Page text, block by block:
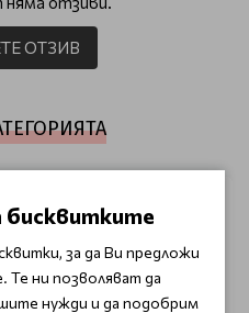
ОТЗИВ
бисквитките
за да Ви предложи
Те ни позволяват да
нужди и да подобрим